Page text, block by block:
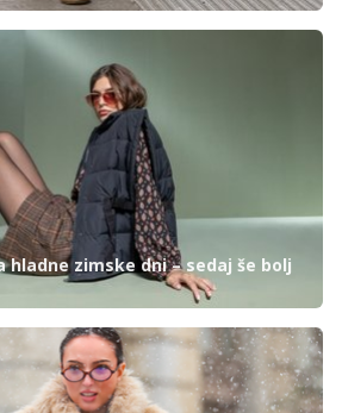
hladne zimske dni – sedaj še bolj